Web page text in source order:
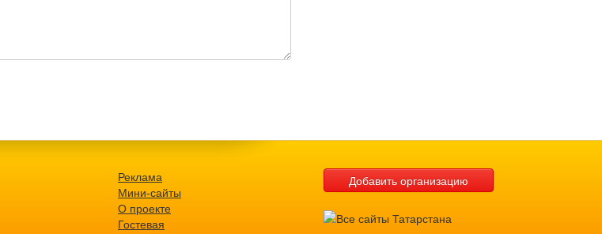
Реклама
Мини-сайты
О проекте
Гостевая
Добавить организацию